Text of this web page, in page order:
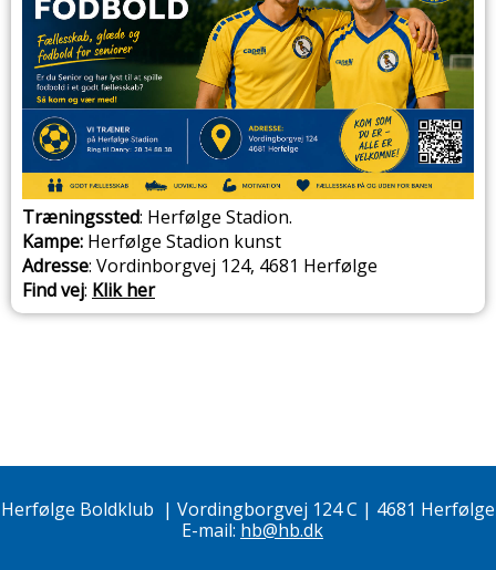
Træningssted: Herfølge Stadion.
Kampe: Herfølge Stadion kunst
Adresse: Vordinborgvej 124, 4681 Herfølge
Find vej: Klik her
Herfølge Boldklub | Vordingborgvej 124 C | 4681 Herfølge
E-mail: hb@hb.dk